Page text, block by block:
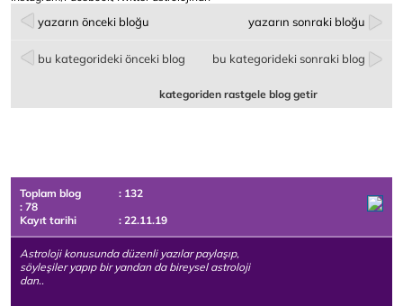
yazarın önceki bloğu yazarın sonraki bloğu
bu kategorideki önceki blog bu kategorideki sonraki blog
kategoriden rastgele blog getir
Toplam blog
: 132
: 78
Kayıt tarihi
: 22.11.19
Astroloji konusunda düzenli yazılar paylaşıp,
söyleşiler yapıp bir yandan da bireysel astroloji
dan..